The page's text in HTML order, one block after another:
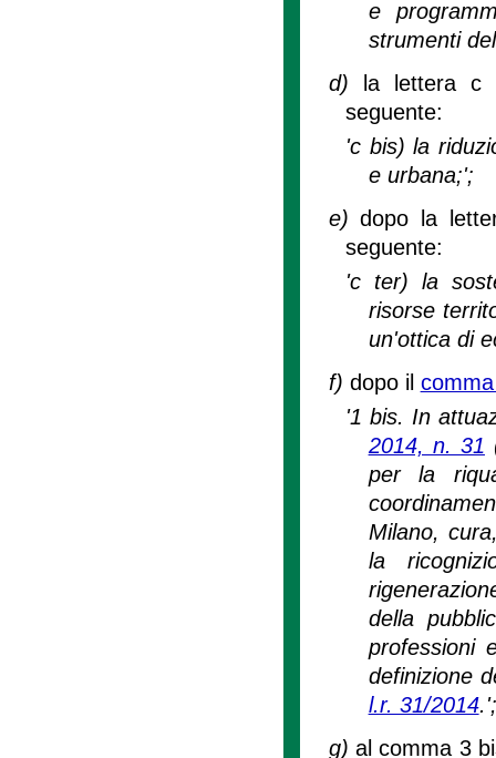
e
strumenti
d)
la lettera c
seguente:
'c bis) la
e urbana;';
e)dopo la
seguente:
'c ter) la
risorse
un'ottica di
f) dopo il
'1 bis. In
2014, n. 31
per la
Milano,
la
della
professioni
definizione
l.r. 31/2014.';
g)al comma 3